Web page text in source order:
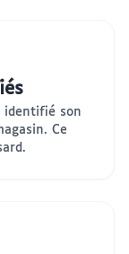
identifié son
Ce